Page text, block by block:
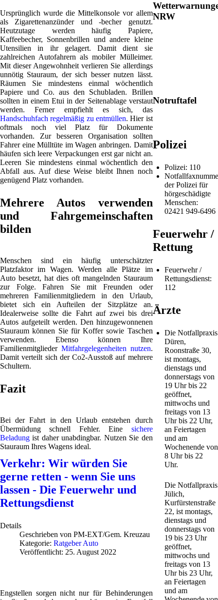
Ursprünglich wurde die Mittelkonsole vor allem
als Zigarettenanzünder und -becher genutzt.
Heutzutage werden häufig Papiere,
Kaffeebecher, Sonnenbrillen und andere kleine
Utensilien in ihr gelagert. Damit dient sie
zahlreichen Autofahrern als mobiler Mülleimer.
Mit dieser Angewohnheit verlieren Sie allerdings
unnötig Stauraum, der sich besser nutzen lässt.
Räumen Sie mindestens einmal wöchentlich
Papiere und Co. aus den Schubladen. Brillen
sollten in einem Etui in der Seitenablage verstaut
werden. Ferner empfiehlt es sich, das
Handschuhfach regelmäßig zu entmüllen. Hier ist
oftmals noch viel Platz für Dokumente
vorhanden. Zur besseren Organisation sollten
Fahrer eine Mülltüte im Wagen anbringen. Damit
häufen sich leere Verpackungen erst gar nicht an.
Leeren Sie mindestens einmal wöchentlich den
Abfall aus. Auf diese Weise bleibt Ihnen noch
genügend Platz vorhanden.
Mehrere Autos verwenden
und Fahrgemeinschaften
bilden
Menschen sind ein häufig unterschätzter
Platzfaktor im Wagen. Werden alle Plätze im
Auto besetzt, hat dies oft mangelnden Stauraum
zur Folge. Fahren Sie mit Freunden oder
mehreren Familienmitgliedern in den Urlaub,
bietet sich ein Aufteilen der Sitzplätze an.
Idealerweise sollte die Fahrt auf zwei bis drei
Autos aufgeteilt werden. Den hinzugewonnenen
Stauraum können Sie für Koffer sowie Taschen
verwenden. Ebenso können Ihre
Familienmitglieder Mitfahrgelegenheiten nutzen.
Damit verteilt sich der Co2-Ausstoß auf mehrere
Schultern.
Fazit
Bei der Fahrt in den Urlaub entstehen durch
Übermüdung schnell Fehler. Eine sichere
Beladung ist daher unabdingbar. Nutzen Sie den
Stauraum Ihres Wagens ideal.
Verkehr: Wir würden Sie
gerne retten - wenn Sie uns
lassen - Die Feuerwehr und
Rettungsdienst
Details
Geschrieben von PM-EXT/Gem. Kreuzau
Kategorie: Ratgeber Auto
Veröffentlicht: 25. August 2022
Engstellen sorgen nicht nur für Behinderungen
NRW
Notruftafel
Polizei
Polizei: 110
der Polizei für
hörgeschädigte
Menschen:
02421 949-6496
Feuerwehr /
Rettung
Feuerwehr /
Rettungsdienst:
112
Ärzte
Die Notfallpraxis
Düren,
Roonstraße 30,
ist montags,
dienstags und
donnerstags von
19 Uhr bis 22
geöffnet,
mittwochs und
freitags von 13
Uhr bis 22 Uhr,
an Feiertagen
und am
Wochenende von
8 Uhr bis 22
Uhr.
Die Notfallpraxis
Jülich,
Kurfürstenstraße
22, ist montags,
dienstags und
donnerstags von
19 bis 23 Uhr
geöffnet,
mittwochs und
freitags von 13
Uhr bis 23 Uhr,
an Feiertagen
und am